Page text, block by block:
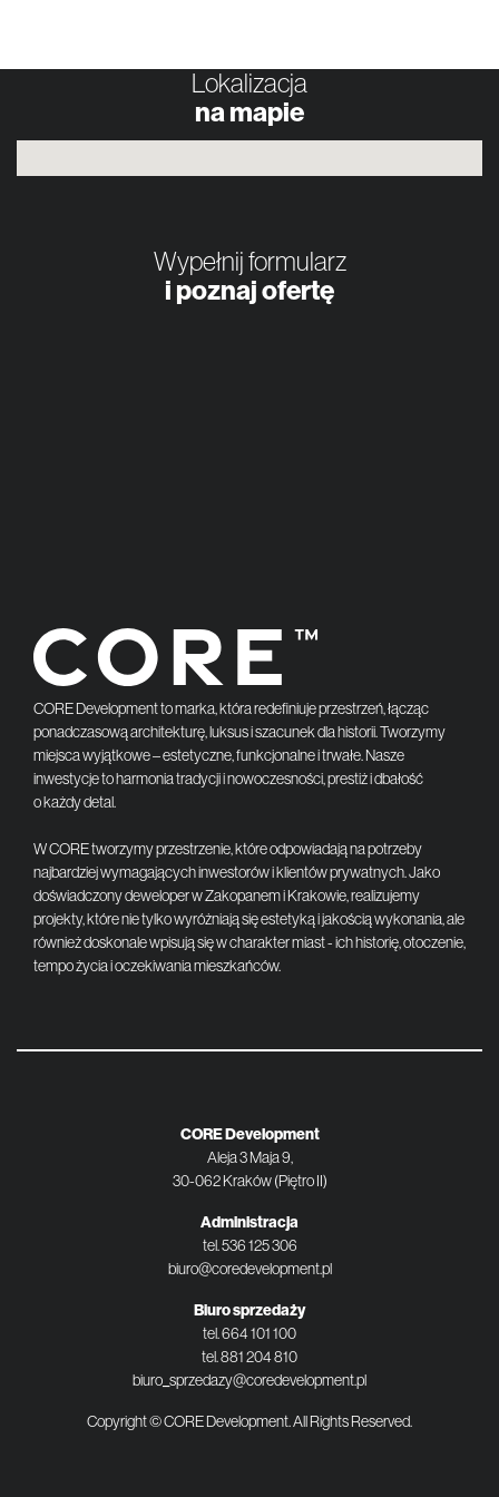
Lokalizacja
na mapie
Wypełnij formularz
i poznaj ofertę
CORE Development to marka, która redefiniuje przestrzeń, łącząc
ponadczasową architekturę, luksus i szacunek dla historii. Tworzymy
miejsca wyjątkowe – estetyczne, funkcjonalne i trwałe. Nasze
inwestycje to harmonia tradycji i nowoczesności, prestiż i dbałość
o każdy detal.
W CORE tworzymy przestrzenie, które odpowiadają na potrzeby
najbardziej wymagających inwestorów i klientów prywatnych. Jako
doświadczony deweloper w Zakopanem i Krakowie, realizujemy
projekty, które nie tylko wyróżniają się estetyką i jakością wykonania, ale
również doskonale wpisują się w charakter miast - ich historię, otoczenie,
tempo życia i oczekiwania mieszkańców.
CORE Development
Aleja 3 Maja 9,
30-062 Kraków (Piętro II)
Administracja
tel.536 125 306
biuro@coredevelopment.pl
Biuro sprzedaży
tel.664 101 100
tel.881 204 810
biuro_sprzedazy@coredevelopment.pl
Copyright © CORE Development. All Rights Reserved.